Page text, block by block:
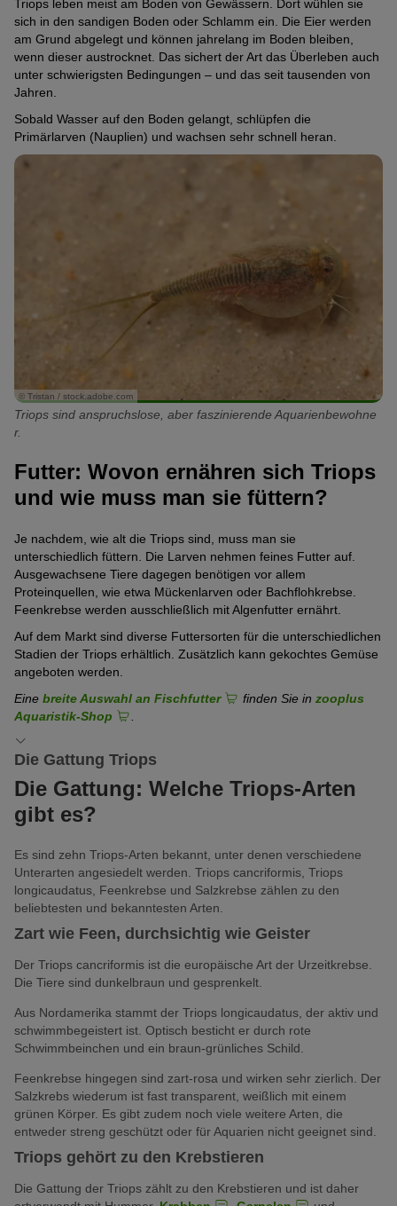
Triops leben meist am Boden von Gewässern. Dort wühlen sie
sich in den sandigen Boden oder Schlamm ein. Die Eier werden
am Grund abgelegt und können jahrelang im Boden bleiben,
wenn dieser austrocknet. Das sichert der Art das Überleben auch
unter schwierigsten Bedingungen – und das seit tausenden von
Jahren.
Sobald Wasser auf den Boden gelangt, schlüpfen die
Primärlarven (Nauplien) und wachsen sehr schnell heran.
© Tristan / stock.adobe.com
Triops sind anspruchslose, aber faszinierende Aquarienbewohne
r.
Futter: Wovon ernähren sich Triops
und wie muss man sie füttern?
Je nachdem, wie alt die Triops sind, muss man sie
unterschiedlich füttern. Die Larven nehmen feines Futter auf.
Ausgewachsene Tiere dagegen benötigen vor allem
Proteinquellen, wie etwa Mückenlarven oder Bachflohkrebse.
Feenkrebse werden ausschließlich mit Algenfutter ernährt.
Auf dem Markt sind diverse Futtersorten für die unterschiedlichen
Stadien der Triops erhältlich. Zusätzlich kann gekochtes Gemüse
angeboten werden.
Eine breite Auswahl an Fischfutter finden Sie in zooplus
Aquaristik-Shop
Die Gattung Triops
Die Gattung: Welche Triops-Arten
gibt es?
Es sind zehn Triops-Arten bekannt, unter denen verschiedene
Unterarten angesiedelt werden. Triops cancriformis, Triops
longicaudatus, Feenkrebse und Salzkrebse zählen zu den
beliebtesten und bekanntesten Arten.
Zart wie Feen, durchsichtig wie Geister
Der Triops cancriformis ist die europäische Art der Urzeitkrebse.
Die Tiere sind dunkelbraun und gesprenkelt.
Aus Nordamerika stammt der Triops longicaudatus, der aktiv und
schwimmbegeistert ist. Optisch besticht er durch rote
Schwimmbeinchen und ein braun-grünliches Schild.
Feenkrebse hingegen sind zart-rosa und wirken sehr zierlich. Der
Salzkrebs wiederum ist fast transparent, weißlich mit einem
grünen Körper. Es gibt zudem noch viele weitere Arten, die
entweder streng geschützt oder für Aquarien nicht geeignet sind.
Triops gehört zu den Krebstieren
Die Gattung der Triops zählt zu den Krebstieren und ist daher